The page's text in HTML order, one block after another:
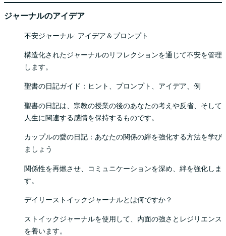
ジャーナルのアイデア
不安ジャーナル: アイデア＆プロンプト
構造化されたジャーナルのリフレクションを通じて不安を管理
します。
聖書の日記ガイド：ヒント、プロンプト、アイデア、例
聖書の日記は、宗教の授業の後のあなたの考えや反省、そして
人生に関連する感情を保持するものです。
カップルの愛の日記：あなたの関係の絆を強化する方法を学び
ましょう
関係性を再燃させ、コミュニケーションを深め、絆を強化しま
す。
デイリーストイックジャーナルとは何ですか？
ストイックジャーナルを使用して、内面の強さとレジリエンス
を養います。